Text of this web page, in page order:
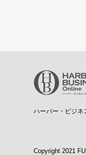
ハーバー・ビジネ
Copyright 2021